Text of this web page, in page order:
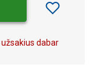
dabar